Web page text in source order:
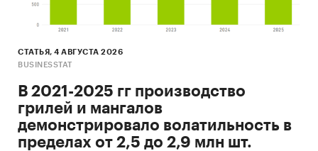
СТАТЬЯ, 4 АВГУСТА 2026
BUSINESSTAT
В 2021-2025 гг производство
грилей и мангалов
демонстрировало волатильность в
пределах от 2,5 до 2,9 млн шт.